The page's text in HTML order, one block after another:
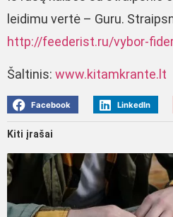
leidimu vertė – Guru.
http://feederist.ru/vybor-
Šaltinis: www.kitamkrante.lt
Facebook LinkedIn
Kiti įrašai